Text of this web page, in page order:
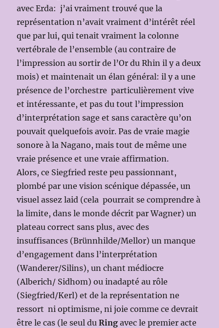
avec Erda: j’ai vraiment trouvé que la
représentation n’avait vraiment d’intérêt réel
que par lui, qui tenait vraiment la colonne
vertébrale de l’ensemble (au contraire de
l’impression au sortir de l’Or du Rhin il y a deux
mois) et maintenait un élan général: il y a une
présence de l’orchestre particulièrement vive
et intéressante, et pas du tout l’impression
d’interprétation sage et sans caractère qu’on
pouvait quelquefois avoir. Pas de vraie magie
sonore à la Nagano, mais tout de même une
vraie présence et une vraie affirmation.
Alors, ce Siegfried reste peu passionnant,
plombé par une vision scénique dépassée, un
visuel assez laid (cela pourrait se comprendre à
la limite, dans le monde décrit par Wagner) un
plateau correct sans plus, avec des
insuffisances (Brünnhilde/Mellor) un manque
d’engagement dans l’interprétation
(Wanderer/Silins), un chant médiocre
(Alberich/ Sidhom) ou inadapté au rôle
(Siegfried/Kerl) et de la représentation ne
ressort ni optimisme, ni joie comme ce devrait
être le cas (le seul duRing avec le premier acte